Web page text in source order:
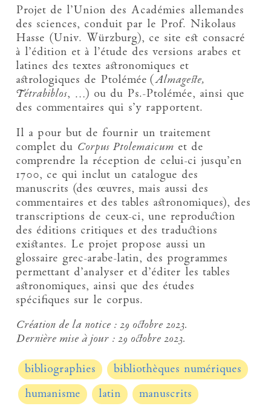
Projet de l’Union des Académies allemandes
des sciences, conduit par le Prof. Nikolaus
Hasse (Univ. Würzburg), ce site est consacré
à l’édition et à l’étude des versions arabes et
latines des textes astronomiques et
astrologiques de Ptolémée (Almageste,
Tétrabiblos, …) ou du Ps.-Ptolémée, ainsi que
des commentaires qui s’y rapportent.
Il a pour but de fournir un traitement
complet du Corpus Ptolemaicum et de
comprendre la réception de celui-ci jusqu’en
1700, ce qui inclut un catalogue des
manuscrits (des œuvres, mais aussi des
commentaires et des tables astronomiques), des
transcriptions de ceux-ci, une reproduction
des éditions critiques et des traductions
existantes. Le projet propose aussi un
glossaire grec-arabe-latin, des programmes
permettant d’analyser et d’éditer les tables
astronomiques, ainsi que des études
spécifiques sur le corpus.
Création de la notice :29 octobre 2023.
Dernière mise à jour :29 octobre 2023.
bibliographies
bibliothèques numériques
humanisme
latin
manuscrits